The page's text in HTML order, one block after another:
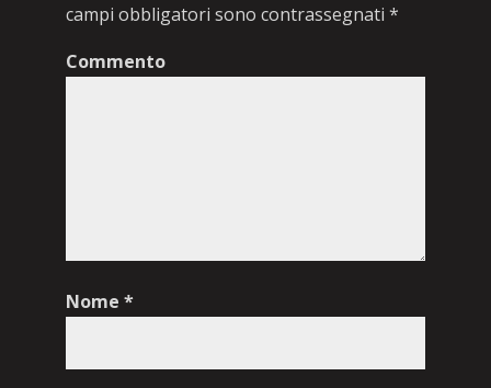
campi obbligatori sono contrassegnati *
Commento
Nome *